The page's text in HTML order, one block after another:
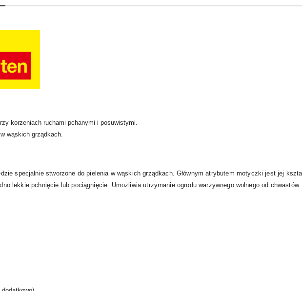
korzeniach ruchami pchanymi i posuwistymi.
wąskich grządkach.
specjalnie stworzone do pielenia w wąskich grządkach. Głównym atrybutem motyczki jest jej
lekkie pchnięcie lub pociągnięcie. Umożliwia utrzymanie ogrodu warzywnego wolnego od